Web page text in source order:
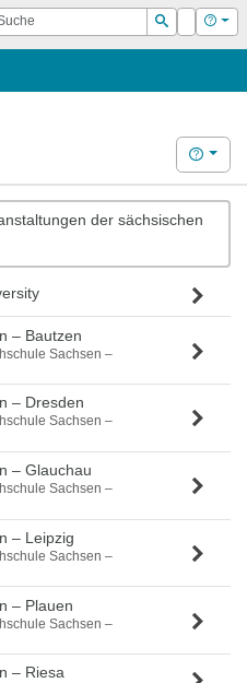
Suchen
Login Hilfe
Hilfe
der sächsischen
– Bautzen
Sachsen –
– Dresden
Sachsen –
– Glauchau
Sachsen –
– Leipzig
Sachsen –
– Plauen
Sachsen –
– Riesa